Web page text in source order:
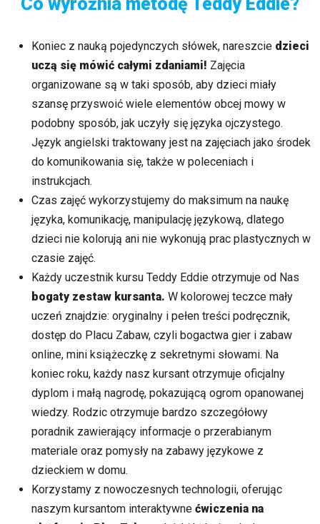
Koniec z nauką pojedynczych słówek, nareszcie dzieci
uczą się mówić całymi zdaniami! Zajęcia
organizowane są w taki sposób, aby dzieci miały
szansę przyswoić wiele elementów obcej mowy w
podobny sposób, jak uczyły się języka ojczystego.
Język angielski traktowany jest na zajęciach jako środek
do komunikowania się, także w poleceniach i
instrukcjach.
Czas zajęć wykorzystujemy do maksimum na naukę
języka, komunikację, manipulację językową, dlatego
dzieci nie kolorują ani nie wykonują prac plastycznych w
czasie zajęć.
Każdy uczestnik kursu Teddy Eddie otrzymuje od Nas
bogaty zestaw kursanta. W kolorowej teczce mały
uczeń znajdzie: oryginalny i pełen treści podręcznik,
dostęp do Placu Zabaw, czyli bogactwa gier i zabaw
online, mini książeczkę z sekretnymi słowami. Na
koniec roku, każdy nasz kursant otrzymuje oficjalny
dyplom i małą nagrodę, pokazującą ogrom opanowanej
wiedzy. Rodzic otrzymuje bardzo szczegółowy
poradnik zawierający informacje o przerabianym
materiale oraz pomysły na zabawy językowe z
dzieckiem w domu.
Korzystamy z nowoczesnych technologii, oferując
naszym kursantom interaktywne ćwiczenia na